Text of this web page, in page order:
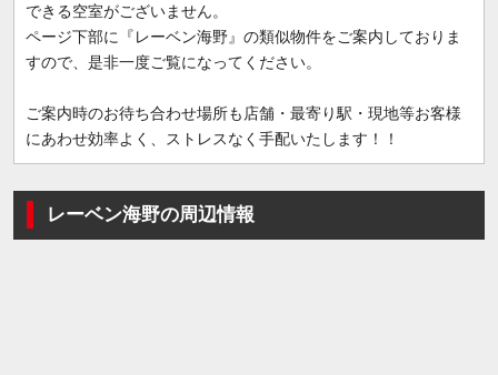
できる空室がございません。
ページ下部に『レーベン海野』の類似物件をご案内しておりま
すので、是非一度ご覧になってください。
ご案内時のお待ち合わせ場所も店舗・最寄り駅・現地等お客様
にあわせ効率よく、ストレスなく手配いたします！！
レーベン海野の周辺情報